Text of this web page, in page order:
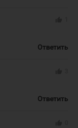
Ответить
Ответить